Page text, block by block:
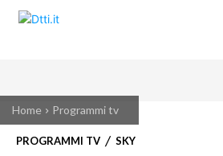
Home Programmi tv
PROGRAMMI TV SKY